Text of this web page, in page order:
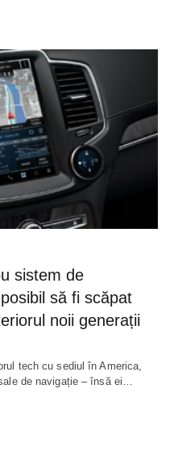
sistem de
să fi scăpat
noii generații
tech cu sediul în America,
de navigație – însă ei…